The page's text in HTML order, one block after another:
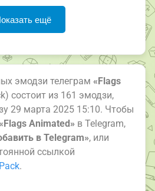
ещё
эмодзи телеграм «Flags
состоит из 161 эмодзи,
29 марта 2025 15:10. Чтобы
«Flags Animated» в Telegram,
в Telegram», или
ссылкой
.